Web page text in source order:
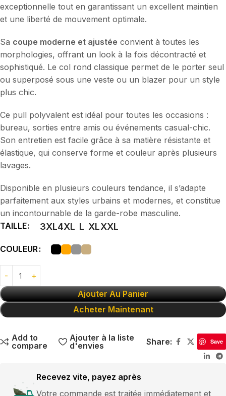
exceptionnelle tout en garantissant un excellent maintien
et une liberté de mouvement optimale.
Sa coupe moderne et ajustée convient à toutes les
morphologies, offrant un look à la fois décontracté et
sophistiqué. Le col rond classique permet de le porter seul
ou superposé sous une veste ou un blazer pour un style
plus chic.
Ce pull polyvalent est idéal pour toutes les occasions :
bureau, sorties entre amis ou événements casual-chic.
Son entretien est facile grâce à sa matière résistante et
élastique, qui conserve forme et couleur après plusieurs
lavages.
Disponible en plusieurs couleurs tendance, il s’adapte
parfaitement aux styles urbains et modernes, et constitue
un incontournable de la garde-robe masculine.
TAILLE
3XL4XL L XLXXL
COULEUR
Ajouter Au Panier
Acheter Maintenant
Add to
compare
Ajouter à la liste
d'envies
Share: Save
Recevez vite, payez après
Votre commande est traitée immédiatement et